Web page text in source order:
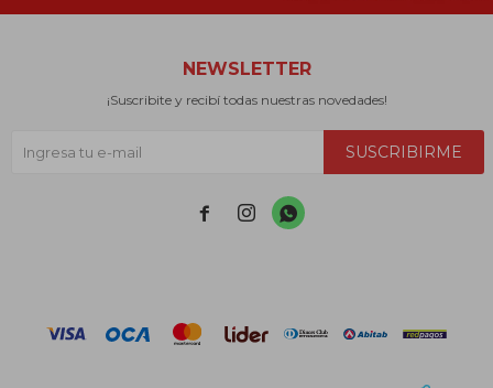
NEWSLETTER
¡Suscribite y recibí todas nuestras novedades!
SUSCRIBIRME
  